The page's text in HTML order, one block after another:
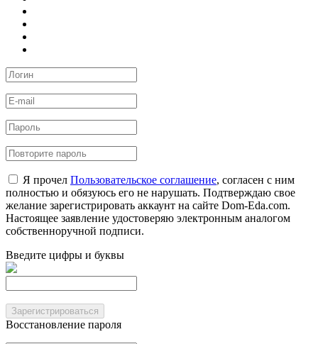
Я прочел Пользовательское соглашение, согласен с ним
полностью и обязуюсь его не нарушать. Подтверждаю свое
желание зарегистрировать аккаунт на сайте Dom-Eda.com.
Настоящее заявление удостоверяю электронным аналогом
собственноручной подписи.
Введите цифры и буквы
Зарегистрироваться
Восстановление пароля